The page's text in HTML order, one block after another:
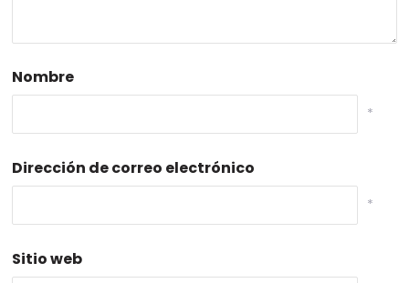
Nombre
*
Dirección de correo electrónico
*
Sitio web